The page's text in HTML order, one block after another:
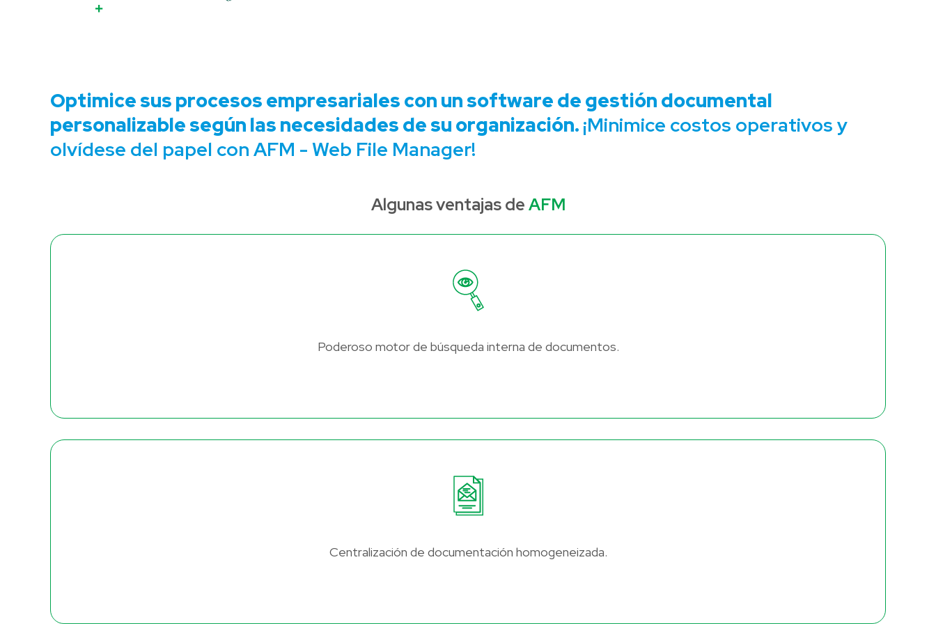
Optimice sus procesos empresariales con un software de gestión documental
personalizable según las necesidades de su organización. ¡Minimice costos operativos y
olvídese del papel con AFM - Web File Manager!
Algunas ventajas deAFM
Poderoso motor de búsqueda interna de documentos.
Centralización de documentación homogeneizada.